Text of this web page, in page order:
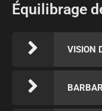
Équilibrage
VISION